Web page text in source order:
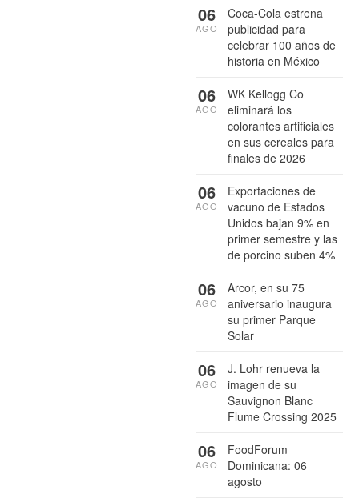
Coca-Cola estrena
publicidad para
celebrar 100 años de
historia en México
06
AGO
WK Kellogg Co
eliminará los
colorantes artificiales
en sus cereales para
finales de 2026
06
AGO
Exportaciones de
vacuno de Estados
Unidos bajan 9% en
primer semestre y las
de porcino suben 4%
06
AGO
Arcor, en su 75
aniversario inaugura
su primer Parque
Solar
06
AGO
J. Lohr renueva la
imagen de su
Sauvignon Blanc
Flume Crossing 2025
06
AGO
FoodForum
Dominicana: 06
agosto
06
AGO